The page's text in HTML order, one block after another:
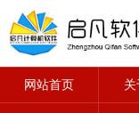
网站首页